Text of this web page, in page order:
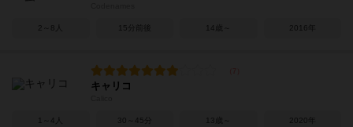
2～8人 15分前後 14歳～ 2016年
キャリコ
1～4人 30～45分 13歳～ 2020年